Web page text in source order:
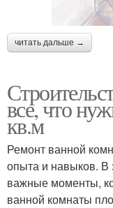
читать дальше →
все, что
кв.м
Ремонт ванной
опыта и навыков. В
важные моменты,
ванной комнаты